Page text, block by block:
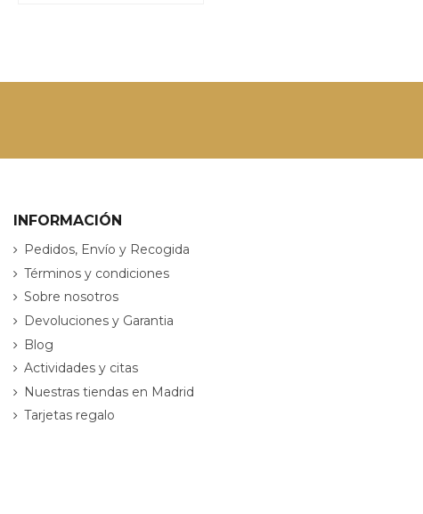
INFORMACIÓN
Pedidos, Envío y Recogida
Términos y condiciones
Sobre nosotros
Devoluciones y Garantia
Blog
Actividades y citas
Nuestras tiendas en Madrid
Tarjetas regalo